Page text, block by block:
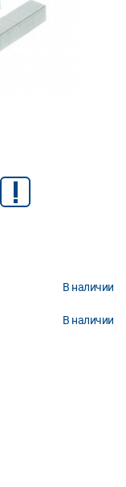
В наличии
В наличии